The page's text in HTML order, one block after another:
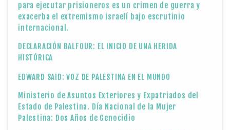
para ejecutar prisioneros es un crimen de guerra y
exacerba el extremismo israelí bajo escrutinio
internacional.
DECLARACIÓN BALFOUR: EL INICIO DE UNA HERIDA
HISTÓRICA
EDWARD SAID: VOZ DE PALESTINA EN EL MUNDO
Ministerio de Asuntos Exteriores y Expatriados del
Estado de Palestina. Día Nacional de la Mujer
Palestina: Dos Años de Genocidio